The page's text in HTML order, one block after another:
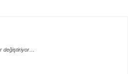
değiştiriyor…